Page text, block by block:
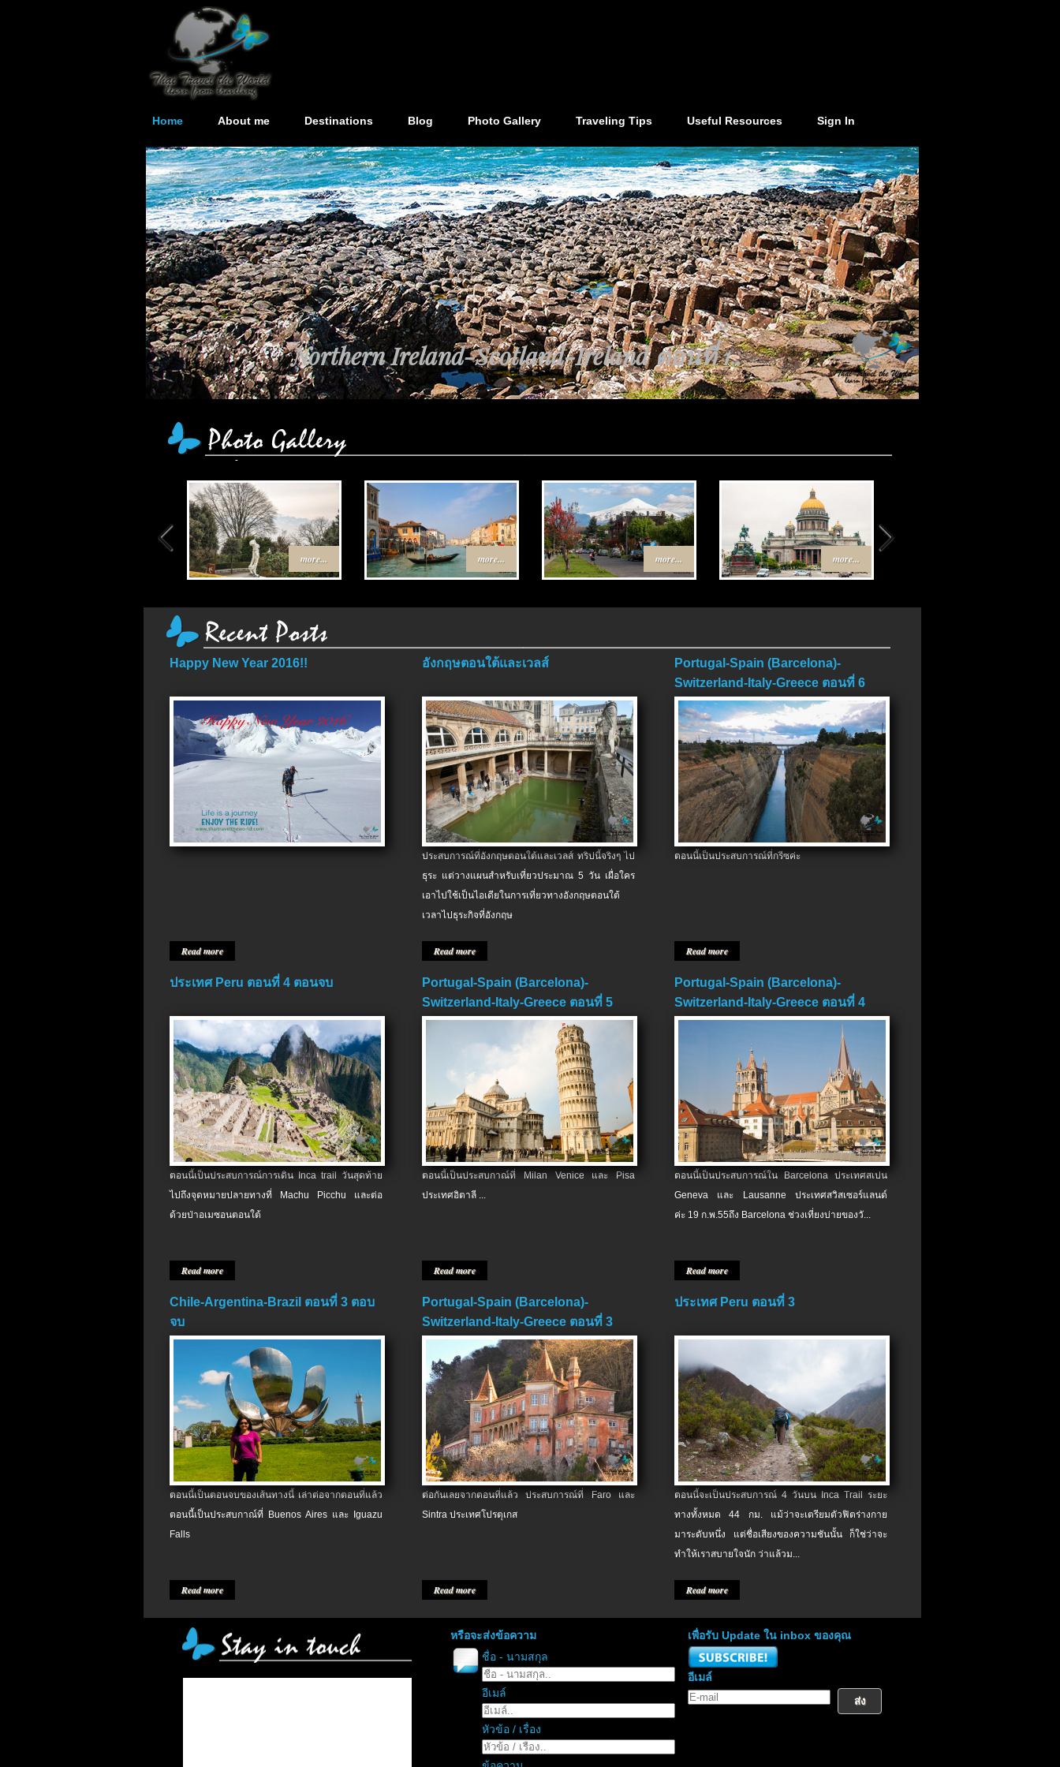
Home About me Destinations Blog Photo Gallery Traveling Tips Useful Resources Sign In
Northern Ireland-Scotland-Ireland ตอนที่ 1..
more... more... more... more...
Happy New Year 2016!!
Read more
อังกฤษตอนใต้และเวลส์
ประสบการณ์ที่อังกฤษตอนใต้และเวลส์ ทริปนี้จริงๆ ไป
ธุระ แต่วางแผนสำหรับเที่ยวประมาณ 5 วัน เผื่อใคร
เอาไปใช้เป็นไอเดียในการเที่ยวทางอังกฤษตอนใต้
เวลาไปธุระกิจที่อังกฤษ
Read more
Portugal-Spain (Barcelona)-
Switzerland-Italy-Greece ตอนที่ 6
ตอนจบ
ตอนนี้เป็นประสบการณ์ที่กรีซค่ะ
Read more
ประเทศ Peru ตอนที่ 4 ตอนจบ
ตอนนี้เป็นประสบการณ์การเดิน Inca trail วันสุดท้าย
ไปถึงจุดหมายปลายทางที่ Machu Picchu และต่อ
ด้วยป่าอเมซอนตอนใต้
Read more
Portugal-Spain (Barcelona)-
Switzerland-Italy-Greece ตอนที่ 5
ตอนนี้เป็นประสบกาณ์ที่ Milan Venice และ Pisa
ประเทศอิตาลี ...
Read more
Portugal-Spain (Barcelona)-
Switzerland-Italy-Greece ตอนที่ 4
ตอนนี้เป็นประสบการณ์ใน Barcelona ประเทศสเปน
Geneva และ Lausanne ประเทศสวิสเซอร์แลนด์
ค่ะ 19 ก.พ.​55ถึง Barcelona ช่วงเที่ยงบ่ายของวั...
Read more
Chile-Argentina-Brazil ตอนที่ 3 ตอบ
จบ
ตอนนี้เป็นตอนจบของเส้นทางนี้ เล่าต่อจากตอนที่แล้ว
ตอนนี้เป็นประสบกาณ์ที่ Buenos Aires และ Iguazu
Falls
Read more
Portugal-Spain (Barcelona)-
Switzerland-Italy-Greece ตอนที่ 3
ต่อกันเลยจากตอนที่แล้ว ประสบการณ์ที่ Faro และ
Sintra ประเทศโปรตุเกส
Read more
ประเทศ Peru ตอนที่ 3
ตอนนี้จะเป็นประสบการณ์ 4 วันบน Inca Trail ระยะ
ทางทั้งหมด 44 กม. แม้ว่าจะเตรียมตัวฟิตร่างกาย
มาระดับหนึ่ง แต่ชื่อเสียงของความชันนั้น ก็ใช่ว่าจะ
ทำให้เราสบายใจนัก ว่าแล้วม...
Read more
หรือจะส่งข้อความ
ชื่อ - นามสกุล
อีเมล์
หัวข้อ / เรื่อง
เพื่อรับ Update ใน inbox ของคุณ
อีเมล์
ส่ง